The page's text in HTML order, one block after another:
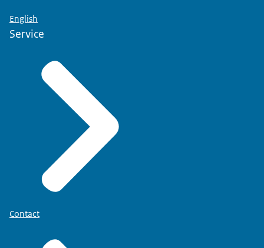
English
Service
Contact